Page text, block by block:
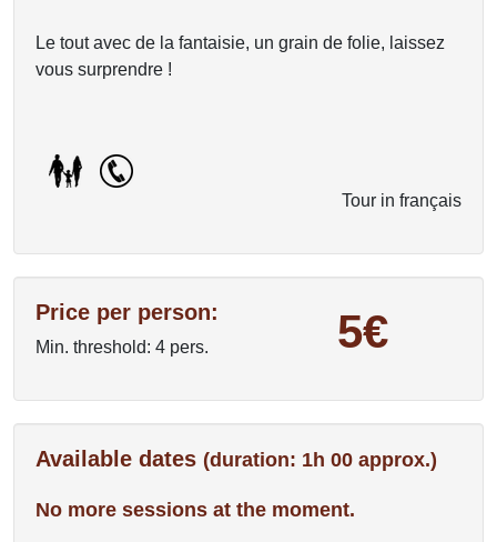
Le tout avec de la fantaisie, un grain de folie, laissez
vous surprendre !
Tour in français
Price per person:
Min. threshold: 4 pers. 5€
Available dates (duration: 1h 00 approx.)
No more sessions at the moment.